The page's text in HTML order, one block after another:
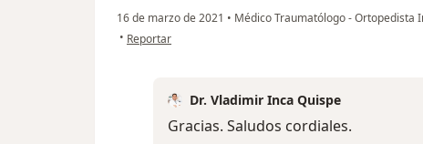
16 de marzo de 2021 • Médico Traumatólogo - Ortopedista
• en opinión del usuario E.C
Reportar
Dr. Vladimir Inca Quispe
Gracias. Saludos cordiales.